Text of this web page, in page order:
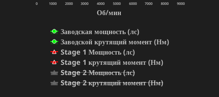
Об/мин
Заводская мощность (лс)
Заводской крутящий момент (Нм)
Stage 1 Мощность (лс)
Stage 1 крутящий момент (Нм)
Stage 2 Мощность (лс)
Stage 2 крутящий момент (Нм)
0 1000 2000 3000 4000 5000 6000 7000 8000 9000